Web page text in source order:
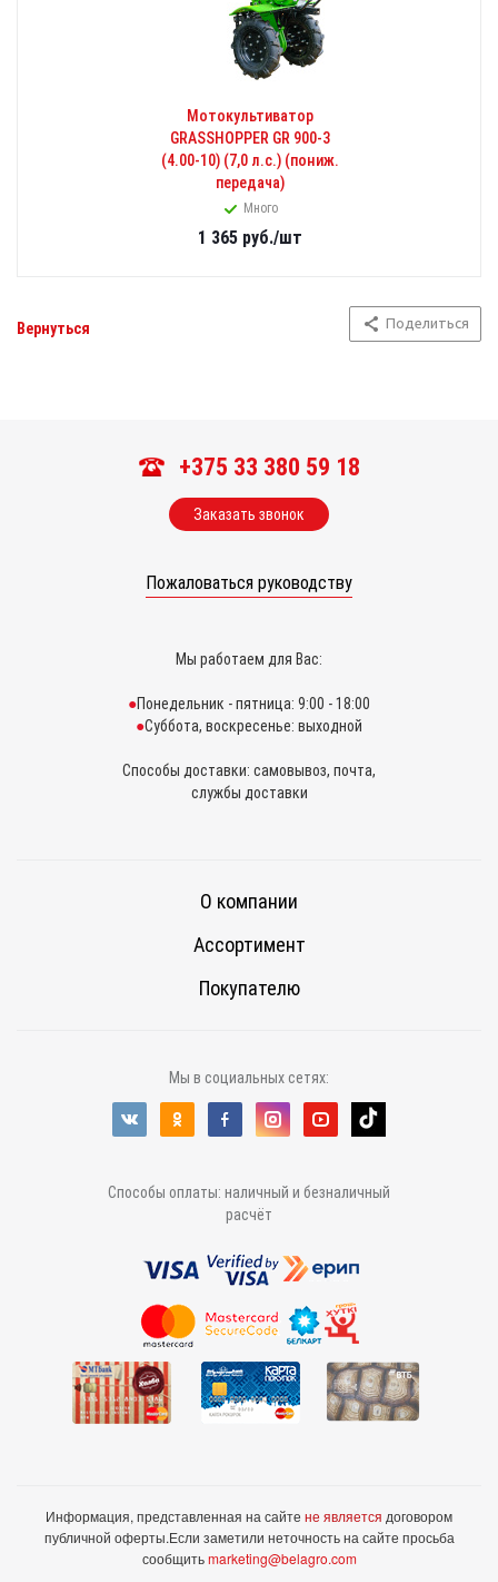
Мотокультиватор
GRASSHOPPER GR 900-3
(4.00-10) (7,0 л.с.) (пониж.
передача)
Много
1 365руб./шт
Вернуться Поделиться
+375 33 380 59 18
Заказать звонок
Пожаловаться руководству
Мы работаем для Вас:
Понедельник - пятница: 9:00 - 18:00
Суббота, воскресенье: выходной
Способы доставки: самовывоз, почта,
службы доставки
О компании
Ассортимент
Покупателю
Мы в социальных сетях:
Способы оплаты: наличный и безналичный
расчёт
Информация, представленная на сайте не является договором
публичной оферты.Если заметили неточность на сайте просьба
сообщитьmarketing@belagro.com